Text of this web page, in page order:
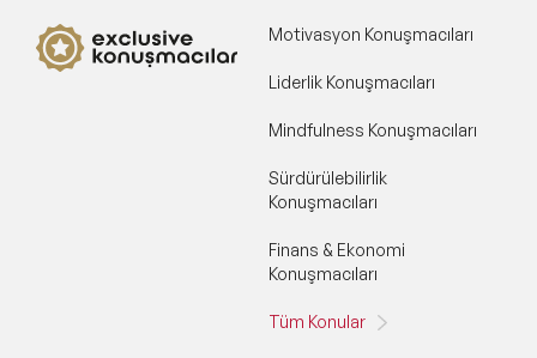
Motivasyon Konuşmacıları
Liderlik Konuşmacıları
Mindfulness Konuşmacıları
Sürdürülebilirlik
Konuşmacıları
Finans & Ekonomi
Konuşmacıları
Tüm Konular